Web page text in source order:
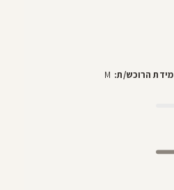
מידת הרוכש/ת: M